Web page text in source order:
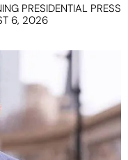
PRESIDENTIAL PRESS
6, 2026